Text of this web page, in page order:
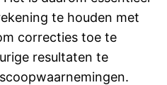
te houden met
correcties toe te
resultaten te